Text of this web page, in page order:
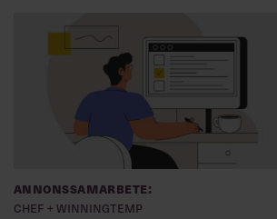
Annonssamarbete:
Chef + Winningtemp